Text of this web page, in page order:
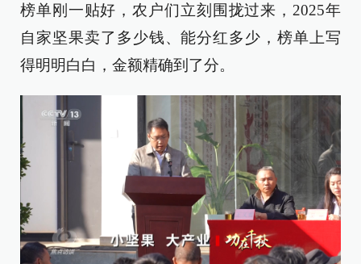
榜单刚一贴好，农户们立刻围拢过来，2025年
自家坚果卖了多少钱、能分红多少，榜单上写
得明明白白，金额精确到了分。